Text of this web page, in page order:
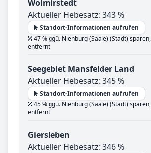
Wolmirstedt
Aktueller Hebesatz: 343 %
Standort-Informationen aufrufen
47 % ggü. Nienburg (Saale) (Stadt) sparen,
entfernt
Seegebiet Mansfelder Land
Aktueller Hebesatz: 345 %
Standort-Informationen aufrufen
45 % ggü. Nienburg (Saale) (Stadt) sparen,
entfernt
Giersleben
Aktueller Hebesatz: 346 %